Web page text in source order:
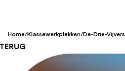
Home/Klassewerkplekken/De-Drie-Vijvers